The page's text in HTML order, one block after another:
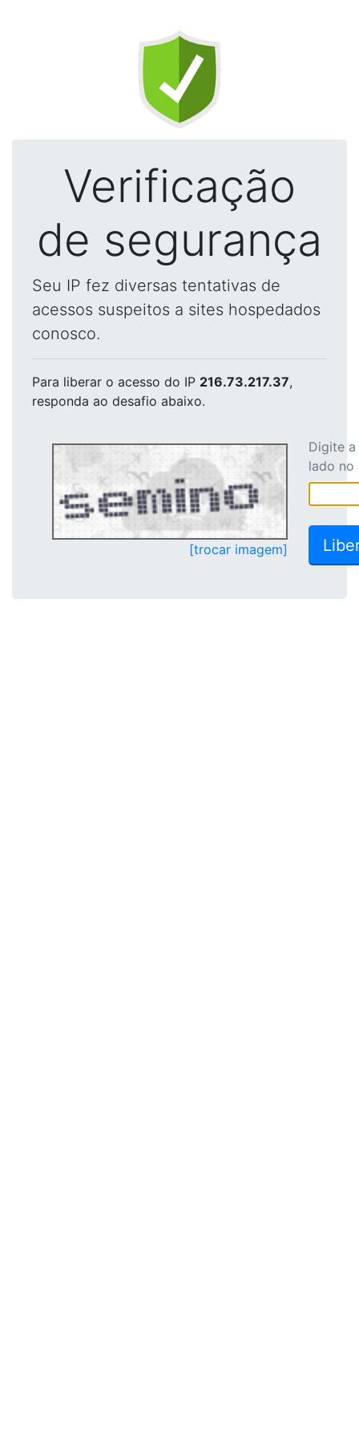
Verificação
de segurança
Seu IP fez diversas tentativas de
acessos suspeitos a sites hospedados
conosco.
Para liberar o acesso do IP 216.73.217.37,
responda ao desafio abaixo.
[trocar imagem]
Digite
lado no